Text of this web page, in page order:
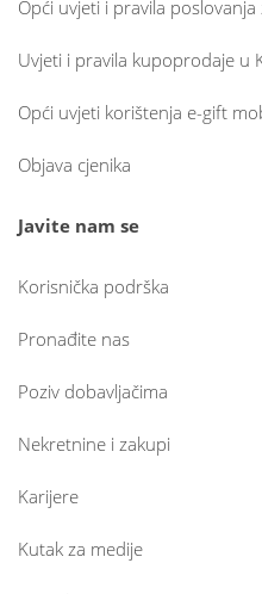
Opći uvjeti i pravila
Uvjeti i pravila kupoprodaje u
Opći uvjeti korištenja e-gift
Objava cjenika
Javite nam se
Korisnička podrška
Pronađite nas
Poziv dobavljačima
Nekretnine i zakupi
Karijere
Kutak za medije